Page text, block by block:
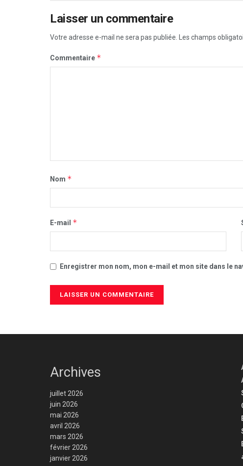
Laisser un commentaire
Votre adresse e-mail ne sera pas publiée. Les champs
Commentaire *
Nom *
E-mail *
Enregistrer mon nom, mon e-mail et mon site dans le
Archives
juillet 2026
juin 2026
mai 2026
avril 2026
mars 2026
février 2026
janvier 2026